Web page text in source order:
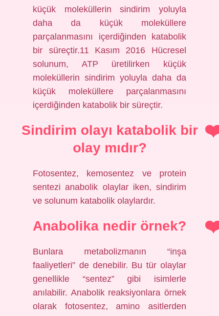
küçük moleküllerin sindirim yoluyla
daha da küçük moleküllere
parçalanmasını içerdiğinden katabolik
bir süreçtir.11 Kasım 2016 Hücresel
solunum, ATP üretilirken küçük
moleküllerin sindirim yoluyla daha da
küçük moleküllere parçalanmasını
içerdiğinden katabolik bir süreçtir.
Sindirim olayı katabolik bir
olay mıdır?
Fotosentez, kemosentez ve protein
sentezi anabolik olaylar iken, sindirim
ve solunum katabolik olaylardır.
Anabolika nedir örnek?
Bunlara metabolizmanın “inşa
faaliyetleri” de denebilir. Bu tür olaylar
genellikle “sentez” gibi isimlerle
anılabilir. Anabolik reaksiyonlara örnek
olarak fotosentez, amino asitlerden